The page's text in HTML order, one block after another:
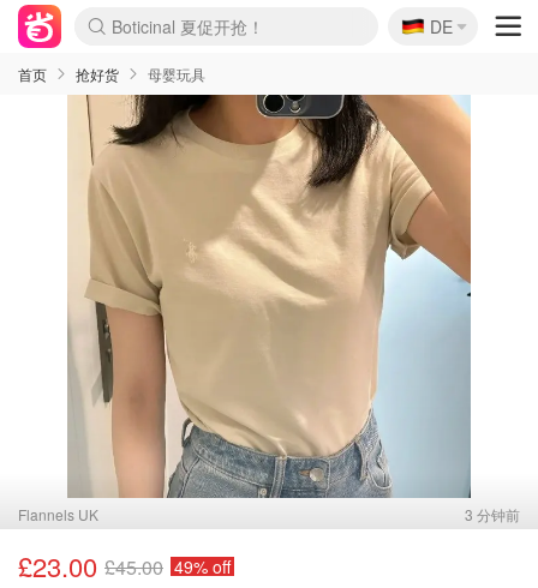
4折！lulu周四疯狂上新
还没结束！&OtherStories大促
Joybuy变相75折 随时失效
速领！Stanley独家85折
疑似霸哥！Camper额外叠85折
Zalando 奥莱闪促！每日更新
Moncler反季囤！5折起+叠9折
Coach Brooklyn仅€192
🇩🇪
DE
首页 抢好货 母婴玩具
Flannels UK 3 分钟前
£23.00 £45.00 49% off